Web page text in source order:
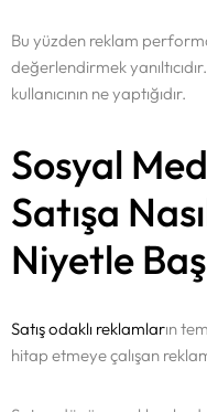
Bu yüzden reklam
değerlendirmek
kullanıcının ne yaptığıdır.
Sosyal
Satışa
Niyetle
Satış odaklı reklamların
hitap etmeye çalışan